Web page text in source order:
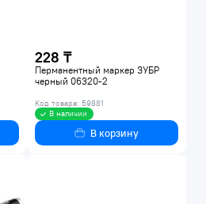
228 ₸
Перманентный маркер ЗУБР
черный 06320-2
Код товара: 59881
В наличии
В корзину